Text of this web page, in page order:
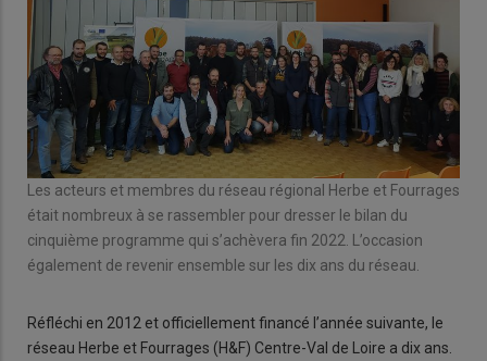
Les acteurs et membres du réseau régional Herbe et Fourrages
était nombreux à se rassembler pour dresser le bilan du
cinquième programme qui s’achèvera fin 2022. L’occasion
également de revenir ensemble sur les dix ans du réseau.
Réfléchi en 2012 et officiellement financé l’année suivante, le
réseau Herbe et Fourrages (H&F) Centre-Val de Loire a dix ans.